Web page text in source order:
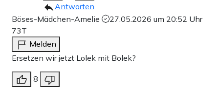
Antworten
Böses-Mädchen-Amelie
27.05.2026 um 20:52 Uhr
73T
Melden
Ersetzen wir jetzt Lolek mit Bolek?
8